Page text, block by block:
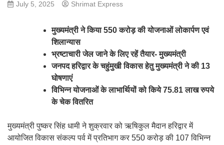
July 5, 2025 Shrimat Express
मुख्यमंत्री ने किया 550 करोड़ की योजनाओं लोकार्पण एवं
शिलान्यास
भ्रष्टाचारी जेल जाने के लिए रहें तैयार- मुख्यमंत्री
जनपद हरिद्वार के चहुंमुखी विकास हेतु मुख्यमंत्री ने की 13
घोषणाएं
विभिन्न योजनाओं के लाभार्थियों को किये 75.81 लाख रुपये
के चेक वितरित
मुख्यमंत्री पुष्कर सिंह धामी ने शुक्रवार को ऋषिकुल मैदान हरिद्वार में
आयोजित विकास संकल्प पर्व में प्रतिभाग कर 550 करोड़ की 107 विभिन्न